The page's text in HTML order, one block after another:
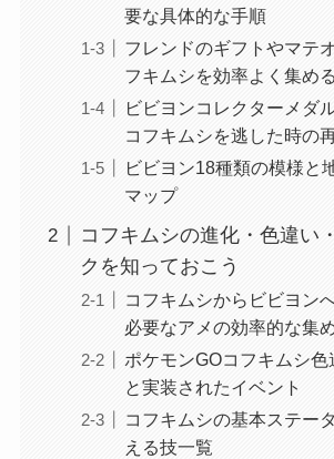
要な具体的な手順
フレンドのギフトやマテ
フキムシを効率よく集め
ビビヨンコレクターメダ
コフキムシを逃した時の
ビビヨン18種類の模様と
マップ
コフキムシの進化・色違い
クを知っておこう
コフキムシからビビヨン
必要なアメの効率的な集
ポケモンGOコフキムシ
と実装されたイベント
コフキムシの基本ステー
える技一覧